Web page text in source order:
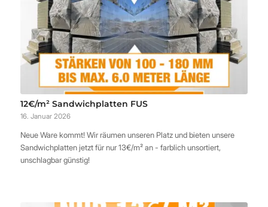
12€/m² Sandwichplatten FUS
16. Januar 2026
Neue Ware kommt! Wir räumen unseren Platz und bieten unsere
Sandwichplatten jetzt für nur 13€/m² an - farblich unsortiert,
unschlagbar günstig!